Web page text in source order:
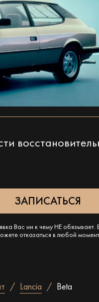
Вас ни к чему НЕ обязывает.
отказаться в любой момент
Lancia Beta